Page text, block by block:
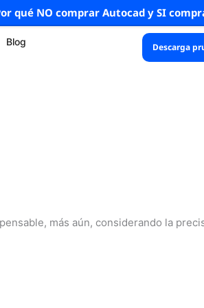
qué NO comprar Autocad y SI
Blog Descarga
más aún, considerando la